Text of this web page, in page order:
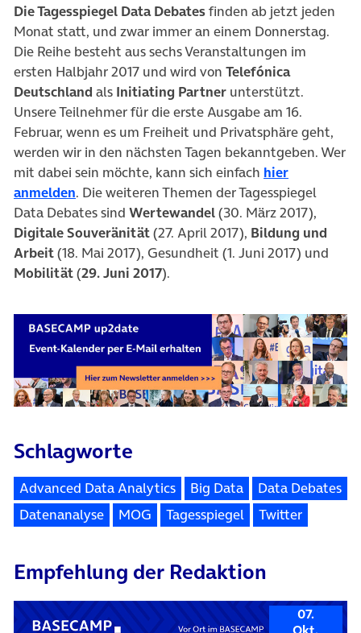
Die Tagesspiegel Data Debatesfinden ab jetzt jeden
Monat statt, und zwar immer an einem Donnerstag.
Die Reihe besteht aus sechs Veranstaltungen im
ersten Halbjahr 2017 und wird von Telefónica
Deutschland als Initiating Partner unterstützt.
Unsere Teilnehmer für die erste Ausgabe am 16.
Februar, wenn es um Freiheit und Privatsphäre geht,
werden wir in den nächsten Tagen bekanntgeben. Wer
mit dabei sein möchte, kann sich einfach hier
anmelden(öffnet in neuem Tab)
. Die weiteren Themen der Tagesspiegel
Data Debates sind Wertewandel(30. März 2017),
Digitale Souveränität(27. April 2017), Bildung und
Arbeit(18. Mai 2017), Gesundheit (1. Juni 2017) und
Mobilität(29. Juni 2017).
Schlagworte
Advanced Data Analytics Big Data
Data Debates
Datenanalyse
MOG Tagesspiegel Twitter
Empfehlung der Redaktion
07.